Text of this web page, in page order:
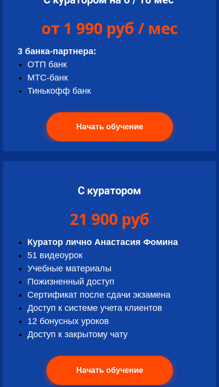
от 1 990 руб / мес
3 банка-партнера:
ОТП банк
МТС-банк
Тинькофф банк
Начать обучение
С куратором
21 900 руб
Куратор лично Анастасия Фомина
51 видеоурок
Учебные материалы
Пожизненный доступ
Сертификат после сдачи экзамена
Доступ к системе учета клиентов
12 бонусных уроков
Доступ к закрытому чату
Начать обучение